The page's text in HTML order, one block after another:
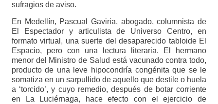
sufragios de aviso.
En Medellín, Pascual Gaviria, abogado, columnista de
El Espectador y articulista de Universo Centro, en
formato virtual, una suerte del desaparecido tabloide El
Espacio, pero con una lectura literaria. El hermano
menor del Ministro de Salud está vacunado contra todo,
producto de una leve hipocondría congénita que se le
somatiza en un sarpullido de aquello que destile o huela
a ‘torcido’, y cuyo remedio, después de botar corriente
en La Luciérnaga, hace efecto con el ejercicio de